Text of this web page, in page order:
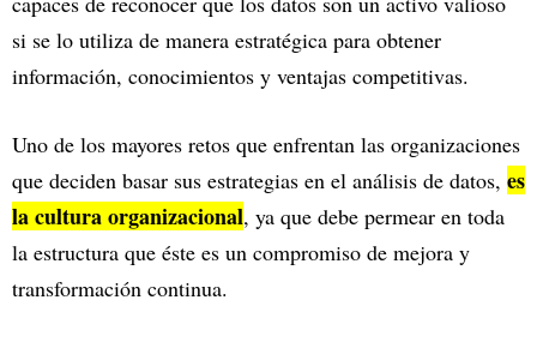
si se lo utiliza de manera estratégica para obtener
información, conocimientos y ventajas competitivas.
Uno de los mayores retos que enfrentan las organizaciones
que deciden basar sus estrategias en el análisis de datos, es
la cultura organizacional, ya que debe permear en toda
la estructura que éste es un compromiso de mejora y
transformación continua.